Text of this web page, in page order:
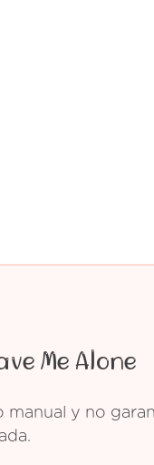
Me Alone
manual y no